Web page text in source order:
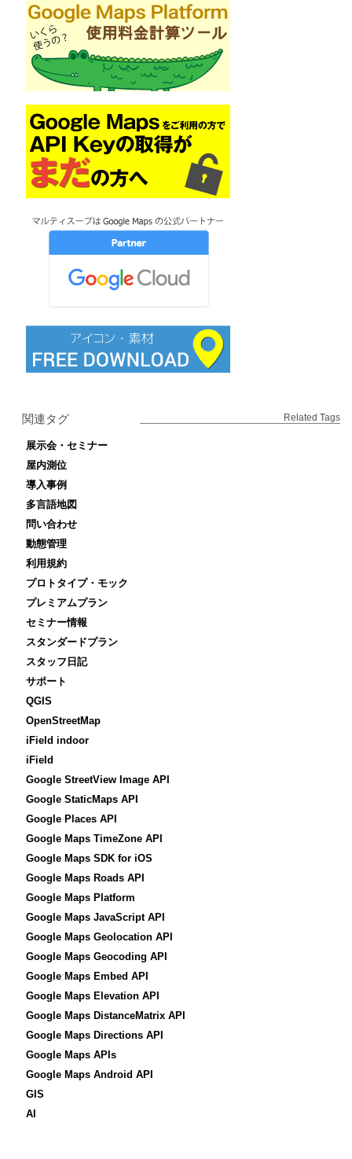
関連タグ Related Tags
展示会・セミナー
屋内測位
導入事例
多言語地図
問い合わせ
動態管理
利用規約
プロトタイプ・モック
プレミアムプラン
セミナー情報
スタンダードプラン
スタッフ日記
サポート
QGIS
OpenStreetMap
iField indoor
iField
Google StreetView Image API
Google StaticMaps API
Google Places API
Google Maps TimeZone API
Google Maps SDK for iOS
Google Maps Roads API
Google Maps Platform
Google Maps JavaScript API
Google Maps Geolocation API
Google Maps Geocoding API
Google Maps Embed API
Google Maps Elevation API
Google Maps DistanceMatrix API
Google Maps Directions API
Google Maps APIs
Google Maps Android API
GIS
AI